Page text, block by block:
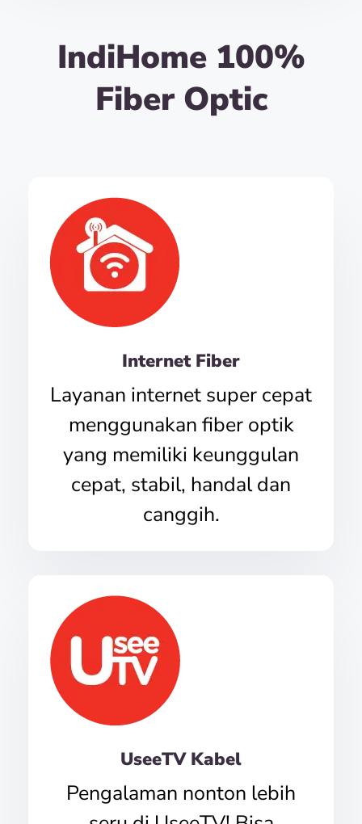
IndiHome 100%
Fiber Optic
Internet Fiber
Layanan internet super cepat
menggunakan fiber optik
yang memiliki keunggulan
cepat, stabil, handal dan
canggih.
UseeTV Kabel
Pengalaman nonton lebih